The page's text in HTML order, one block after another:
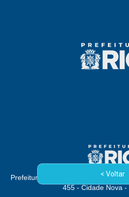
< Voltar
Prefeitura da Cidade do Rio de
455 - Cidade Nova -